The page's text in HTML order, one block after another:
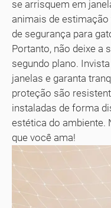
se arrisquem em
animais de
de segurança para
Portanto, não deixe a
segundo plano.
janelas e garanta
proteção são
instaladas de forma
estética do ambiente.
que você ama!